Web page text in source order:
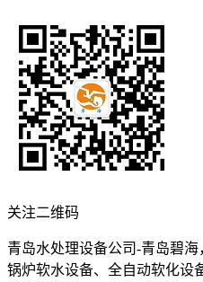
关注二维码
青岛水处理设备公司-青岛碧海
锅炉软水设备、全自动软化设